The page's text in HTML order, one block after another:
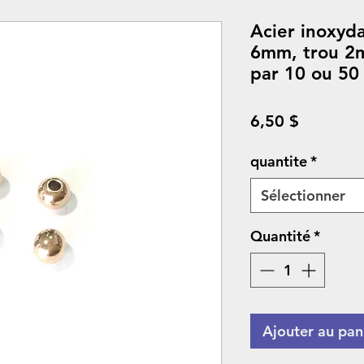
Acier
6mm, trou
par 10 ou 50
6,50 $
quantite*
Sélectionner
Quantité*
Ajouter au